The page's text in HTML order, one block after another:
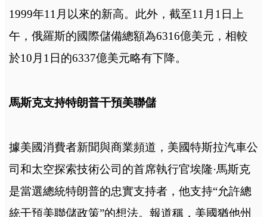
1999年11月以來的新高。此外，截至11月1日上
午，俄羅斯的國際儲備總額為6316億美元，相較
於10月1日的6337億美元略有下降。
馬斯克支持特朗普干預美聯儲
據美國消費者新聞與商業頻道，美國特斯拉汽車公
司和太空探索技術公司的首席執行官埃隆·馬斯克
是當選總統特朗普的忠實支持者，他支持“允許總
統干預美聯儲政策”的想法。 報道稱，美國猶他州